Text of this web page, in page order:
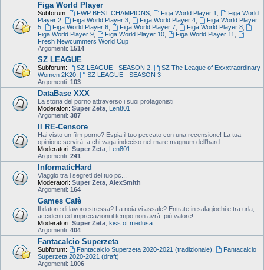
Figa World Player
Subforum: FWP BEST CHAMPIONS, Figa World Player 1
Figa World
Player 2
Figa World Player 3, Figa World Player 4,
Figa World Player
5
Figa World Player 6, Figa World Player 7, Figa World Player 8,
Figa World Player 9
Figa World Player 10, Figa World Player 11
Fresh Newcummers World Cup
Argomenti: 1514
SZ LEAGUE
Subforum: SZ LEAGUE - SEASON 2,
SZ The League of Exxxtraordinary
Women 2K20
SZ LEAGUE - SEASON 3
Argomenti: 103
DataBase XXX
La storia del porno attraverso i suoi protagonisti
Moderatori: Super Zeta Len801
Argomenti: 387
Il RE-Censore
Hai visto un film porno? Espia il tuo peccato con una recensione! La tua
opinione servirà a chi vaga indeciso nel mare magnum dell'hard...
Moderatori: Super Zeta Len801
Argomenti: 241
InformaticHard
Viaggio tra i segreti del tuo pc...
Moderatori: Super Zeta AlexSmith
Argomenti: 164
Games Cafè
Il datore di lavoro stressa? La noia vi assale? Entrate in salagiochi e tra urla,
accidenti ed imprecazioni il tempo non avrà più valore!
Moderatori: Super Zeta kiss of medusa
Argomenti: 404
Fantacalcio Superzeta
Subforum: Fantacalcio Superzeta 2020-2021 (tradizionale)
Fantacalcio
Superzeta 2020-2021 (draft)
Argomenti: 1006